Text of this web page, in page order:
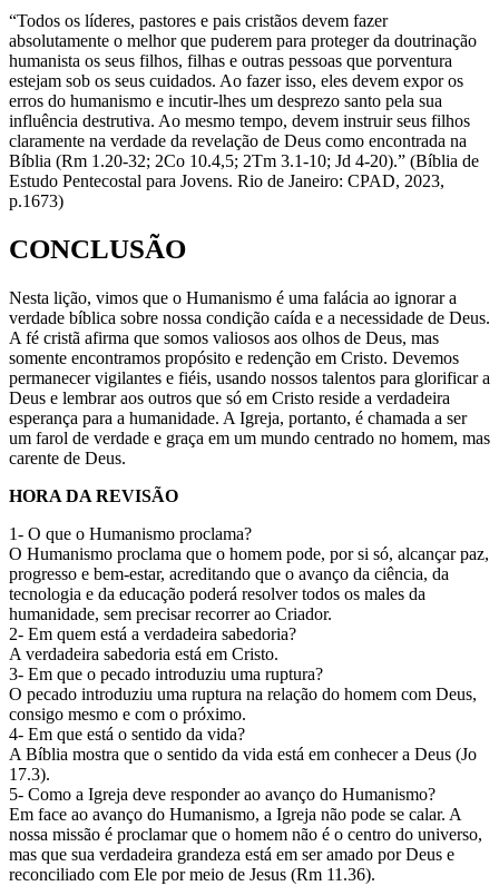
“Todos os líderes, pastores e pais cristãos devem fazer
absolutamente o melhor que puderem para proteger da doutrinação
humanista os seus filhos, filhas e outras pessoas que porventura
estejam sob os seus cuidados. Ao fazer isso, eles devem expor os
erros do humanismo e incutir-lhes um desprezo santo pela sua
influência destrutiva. Ao mesmo tempo, devem instruir seus filhos
claramente na verdade da revelação de Deus como encontrada na
Bíblia (Rm 1.20-32; 2Co 10.4,5; 2Tm 3.1-10; Jd 4-20).” (Bíblia de
Estudo Pentecostal para Jovens. Rio de Janeiro: CPAD, 2023,
p.1673)
CONCLUSÃO
Nesta lição, vimos que o Humanismo é uma falácia ao ignorar a
verdade bíblica sobre nossa condição caída e a necessidade de Deus.
A fé cristã afirma que somos valiosos aos olhos de Deus, mas
somente encontramos propósito e redenção em Cristo. Devemos
permanecer vigilantes e fiéis, usando nossos talentos para glorificar a
Deus e lembrar aos outros que só em Cristo reside a verdadeira
esperança para a humanidade. A Igreja, portanto, é chamada a ser
um farol de verdade e graça em um mundo centrado no homem, mas
carente de Deus.
HORA DA REVISÃO
1- O que o Humanismo proclama?
O Humanismo proclama que o homem pode, por si só, alcançar paz,
progresso e bem-estar, acreditando que o avanço da ciência, da
tecnologia e da educação poderá resolver todos os males da
humanidade, sem precisar recorrer ao Criador.
2- Em quem está a verdadeira sabedoria?
A verdadeira sabedoria está em Cristo.
3- Em que o pecado introduziu uma ruptura?
O pecado introduziu uma ruptura na relação do homem com Deus,
consigo mesmo e com o próximo.
4- Em que está o sentido da vida?
A Bíblia mostra que o sentido da vida está em conhecer a Deus (Jo
17.3).
5- Como a Igreja deve responder ao avanço do Humanismo?
Em face ao avanço do Humanismo, a Igreja não pode se calar. A
nossa missão é proclamar que o homem não é o centro do universo,
mas que sua verdadeira grandeza está em ser amado por Deus e
reconciliado com Ele por meio de Jesus (Rm 11.36).